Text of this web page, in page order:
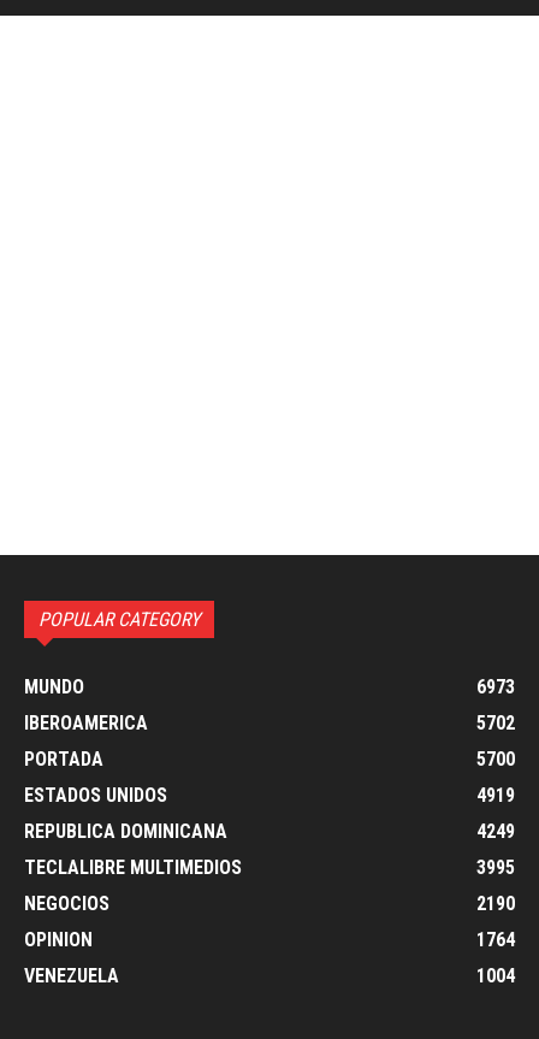
POPULAR CATEGORY
MUNDO
6973
IBEROAMERICA
5702
PORTADA
5700
ESTADOS UNIDOS
4919
REPUBLICA DOMINICANA
4249
TECLALIBRE MULTIMEDIOS
3995
NEGOCIOS
2190
OPINION
1764
VENEZUELA
1004